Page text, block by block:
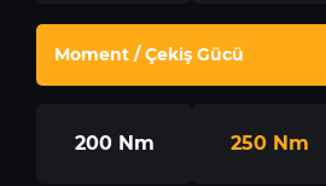
Moment / Çekiş Gücü
200 Nm 250 Nm